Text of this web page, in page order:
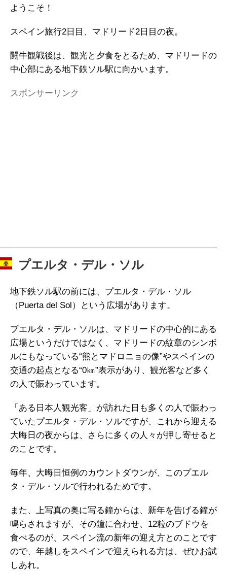
ようこそ！
スペイン旅行2日目、マドリード2日目の夜。
闘牛観戦後は、観光と夕食をとるため、マドリードの
中心部にある地下鉄ソル駅に向かいます。
スポンサーリンク
プエルタ・デル・ソル
地下鉄ソル駅の前には、プエルタ・デル・ソル
（Puerta del Sol）という広場があります。
プエルタ・デル・ソルは、マドリードの中心的にある
広場というだけではなく、マドリードの紋章のシンボ
ルにもなっている“熊とマドロニョの像”やスペインの
交通の起点となる“0㎞”表示があり、観光客など多く
の人で賑わっています。
「ある日本人観光客」が訪れた日も多くの人で賑わっ
ていたプエルタ・デル・ソルですが、これから迎える
大晦日の夜からは、さらに多くの人々が押し寄せると
のことです。
毎年、大晦日恒例のカウントダウンが、このプエル
タ・デル・ソルで行われるためです。
また、上写真の奥に写る鐘からは、新年を告げる鐘が
鳴らされますが、その鐘に合わせ、12粒のブドウを
食べるのが、スペイン流の新年の迎え方とのことです
ので、年越しをスペインで迎えられる方は、ぜひお試
しあれ。